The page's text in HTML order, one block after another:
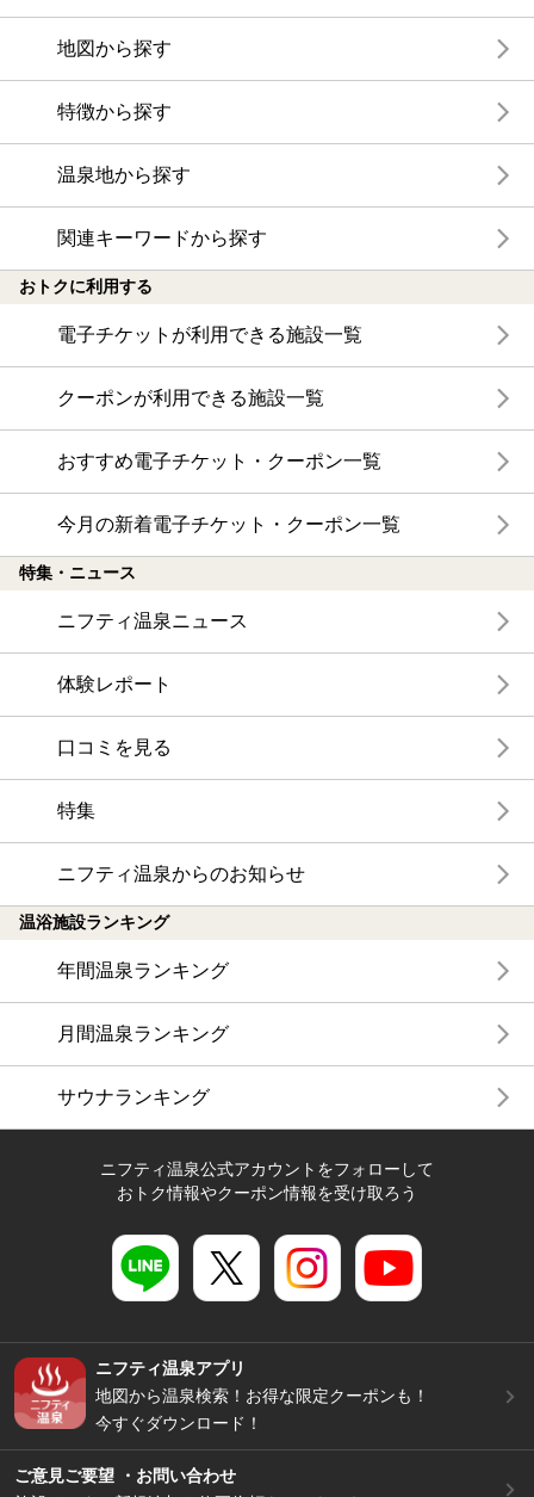
地図から探す
特徴から探す
温泉地から探す
関連キーワードから探す
おトクに利用する
電子チケットが利用できる施設一覧
クーポンが利用できる施設一覧
おすすめ電子チケット・クーポン一覧
今月の新着電子チケット・クーポン一覧
特集・ニュース
ニフティ温泉ニュース
体験レポート
口コミを見る
特集
ニフティ温泉からのお知らせ
温浴施設ランキング
年間温泉ランキング
月間温泉ランキング
サウナランキング
ニフティ温泉公式アカウントをフォローして
おトク情報やクーポン情報を受け取ろう
ニフティ温泉アプリ
地図から温泉検索！お得な限定クーポンも！
今すぐダウンロード！
ご意見ご要望 ・お問い合わせ